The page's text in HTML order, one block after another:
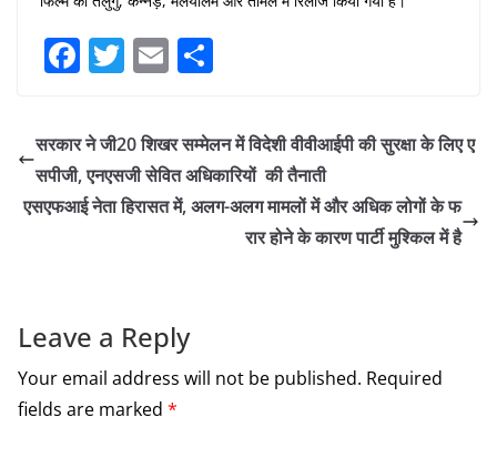
F
c
e
b
o
T
itt
er
E
ai
l
ar
e
सरकार ने जी20 शिखर सम्मेलन में विदेशी वीवीआईपी की सुरक्षा के लिए ए
सपीजी, एनएसजी सेवित अधिकारियों की तैनाती
एसएफआई नेता हिरासत में, अलग-अलग मामलों में और अधिक लोगों के फ
रार होने के कारण पार्टी मुश्किल में है
Leave a Reply
Your email address will not be published. Required
fields are marked *